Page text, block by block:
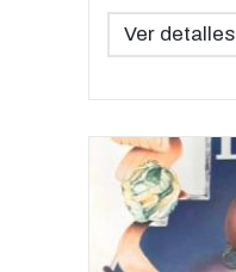
Ver detalles